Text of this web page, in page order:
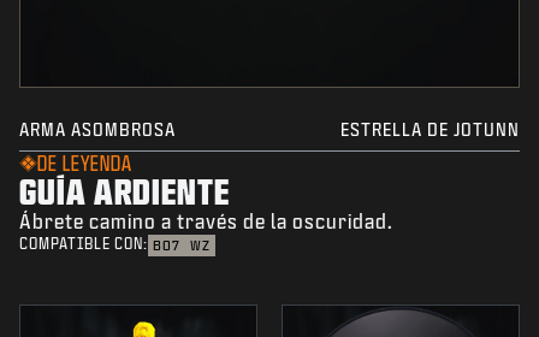
ARMA ASOMBROSA ESTRELLA DE JOTUNN
DE LEYENDA
GUÍA ARDIENTE
Ábrete camino a través de la oscuridad.
COMPATIBLE CON: BO7 WZ